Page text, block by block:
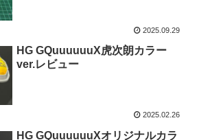
2025.09.29
HG GQuuuuuuX虎次朗カラー
ver.レビュー
2025.02.26
HG GQuuuuuuXオリジナルカラ